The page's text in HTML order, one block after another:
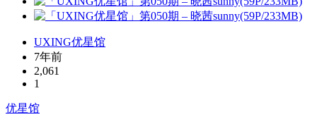
UXING优星馆
7年前
2,061
1
优星馆